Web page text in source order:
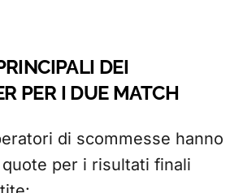
DEI
PER I DUE MATCH
di scommesse hanno
per i risultati finali